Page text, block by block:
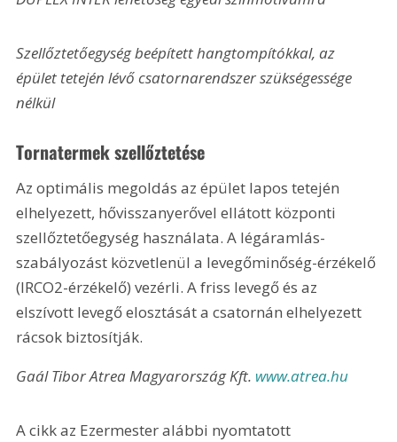
Szellőztetőegység beépített hangtompítókkal, az
épület tetején lévő csatornarendszer szükségessége
nélkül
Tornatermek szellőztetése
Az optimális megoldás az épület lapos tetején
elhelyezett, hővisszanyerővel ellátott központi
szellőztetőegység használata. A légáramlás-
szabályozást közvetlenül a levegőminőség-érzékelő
(IRCO2-érzékelő) vezérli. A friss levegő és az
elszívott levegő elosztását a csatornán elhelyezett
rácsok biztosítják.
Gaál Tibor Atrea Magyarország Kft. www.atrea.hu
A cikk az Ezermester alábbi nyomtatott